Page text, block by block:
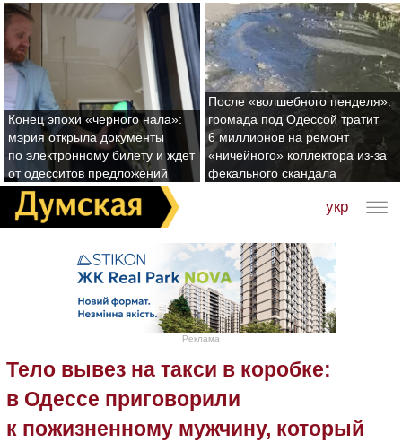
Конец эпохи «черного нала»:
мэрия открыла документы
по электронному билету и ждет
от одесситов предложений
После «волшебного пенделя»:
громада под Одессой тратит
6 миллионов на ремонт
«ничейного» коллектора из-за
фекального скандала
укр
Реклама
Тело вывез на такси в коробке:
в Одессе приговорили
к пожизненному мужчину, который